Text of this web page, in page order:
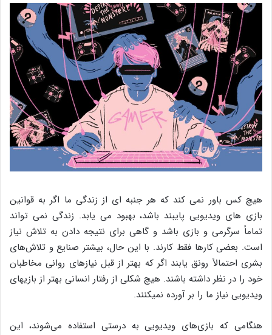
هیچ کس باور نمی کند که هر جنبه ای از زندگی ما اگر به قوانین
بازی های ویدیویی پایبند باشد، بهبود می یابد. زندگی نمی تواند
تماماً سرگرمی و بازی باشد و گاهی برای نتیجه دادن به تلاش نیاز
است. بعضی کارها فقط کارند. با این حال، بیشتر صنایع و تلاش‌های
بشری احتمالاً رونق یابند اگر که بهتر از قبل نیازهای روانی مخاطبان
خود را در نظر داشته باشند. هیچ شکلی از رفتار انسانی بهتر از بازی‎های
ویدیویی نیاز ما را بر آورده نمی‎کنند.
هنگامی که بازی‌های ویدیویی به درستی استفاده می‌شوند، این